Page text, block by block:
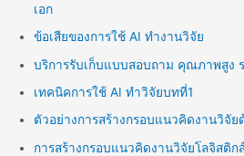
เอก
ข้อเสียของการใช้ AI ทำงานวิจัย
บริการรับเก็บแบบสอบถาม คุณภาพสูง
เทคนิคการใช้ AI ทำวิจัยบทที่1
ตัวอย่างการสร้างกรอบแนวคิดงานวิจั
การสร้างกรอบแนวคิดงานวิจัยโลจิสติก